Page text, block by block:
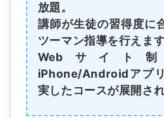
放題。
講師が生徒の習得度に
ツーマン指導を行えます
Webサイト
iPhone/Androidアプ
実したコースが展開さ